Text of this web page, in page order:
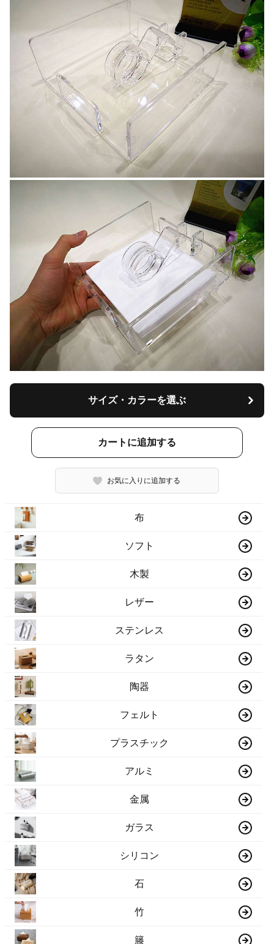
サイズ・カラーを選ぶ
カートに追加する
お気に入りに追加する
布
ソフト
木製
レザー
ステンレス
ラタン
陶器
フェルト
プラスチック
アルミ
金属
ガラス
シリコン
石
竹
籐